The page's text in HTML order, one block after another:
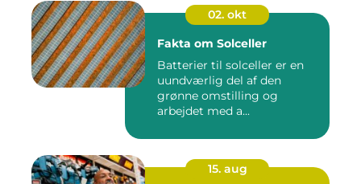
02. okt
Fakta om Solceller
Batterier til solceller er en
uundværlig del af den
grønne omstilling og
arbejdet med a...
15. aug